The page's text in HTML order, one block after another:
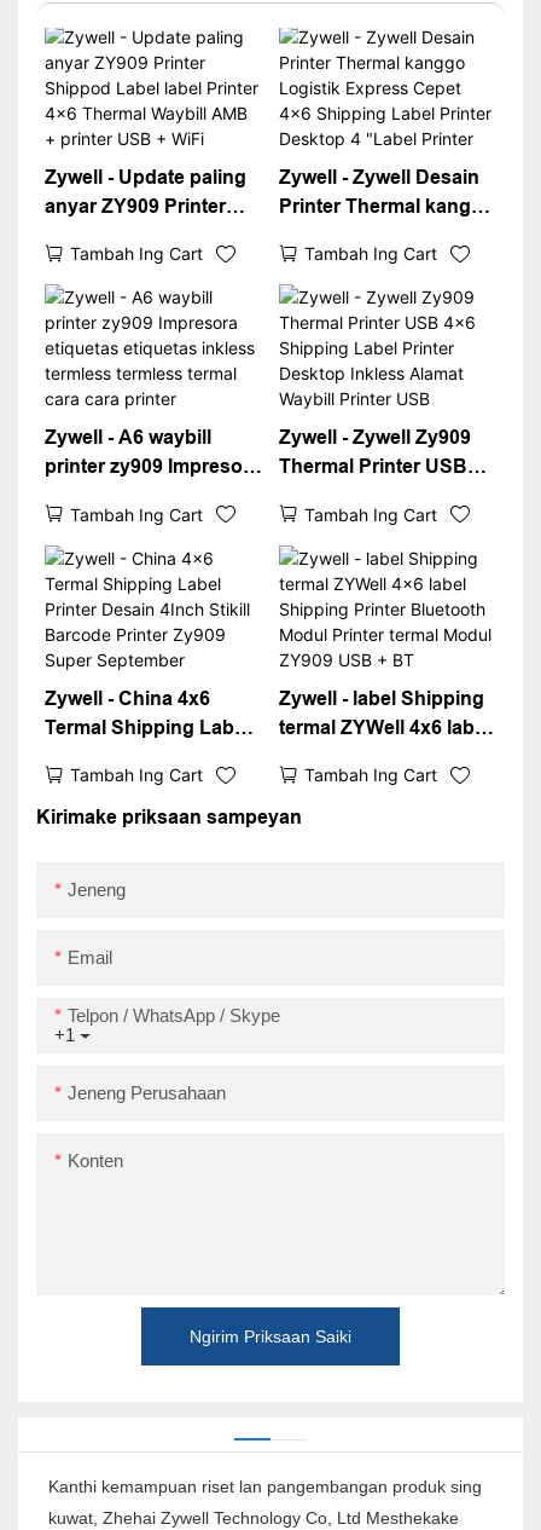
Zywell - Update paling
anyar ZY909 Printer
Printer 4x6 Thermal
Waybill AMB + printer
USB + WiFi
Tambah Ing Cart
Zywell - Zywell Desain
Printer Thermal kanggo
4x6 Shipping Label
Printer Desktop 4
"Label Printer
Tambah Ing Cart
Zywell - A6 waybill
printer zy909 Impresora
inkless termless
termless termal cara
cara printer
Tambah Ing Cart
Zywell - Zywell Zy909
Thermal Printer USB
Printer Desktop Inkless
Alamat Waybill Printer
USB
Tambah Ing Cart
Zywell - China 4x6
Termal Shipping Label
Stikill Barcode Printer
Zy909 Super
Tambah Ing Cart
Zywell - label Shipping
termal ZYWell 4x6 label
Bluetooth Modul
Printer termal Modul
Tambah Ing Cart
Kirimake priksaan sampeyan
Jeneng
Email
+1
Telpon / WhatsApp / Skype
Jeneng Perusahaan
Konten
Ngirim Priksaan Saiki
Kanthi kemampuan riset lan pangembangan produk sing
kuwat, Zhehai Zywell Technology Co, Ltd Mesthekake